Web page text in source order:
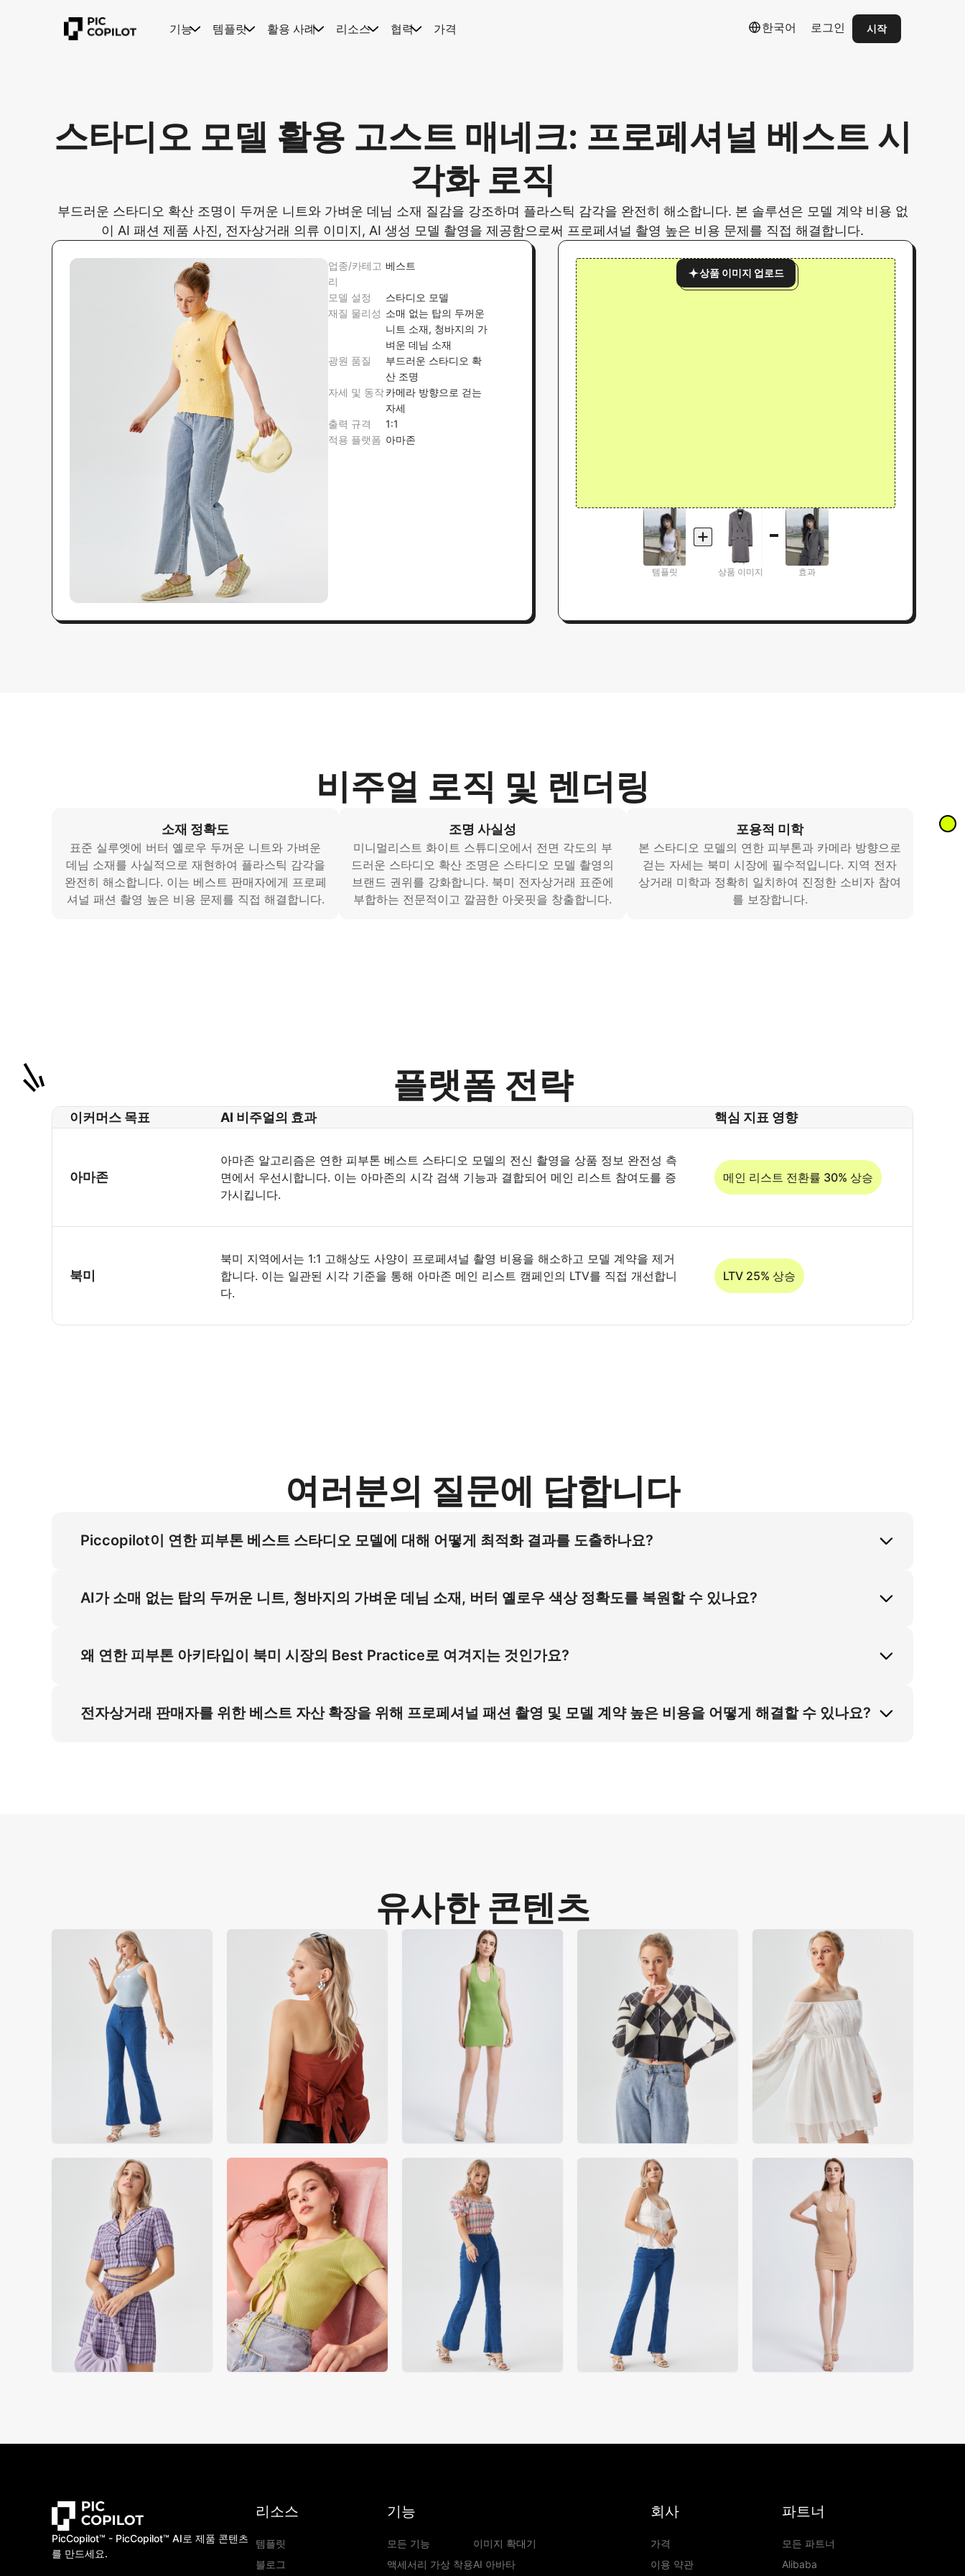
기능 템플릿 활용 사례 리소스 협력 가격 한국어 로그인 시작
스타디오 모델 활용 고스트 매네크: 프로페셔널 베스트 시
각화 로직
부드러운 스타디오 확산 조명이 두꺼운 니트와 가벼운 데님 소재 질감을 강조하며 플라스틱 감각을 완전히 해소합니다. 본 솔루션은 모델 계약 비용 없
이 AI 패션 제품 사진, 전자상거래 의류 이미지, AI 생성 모델 촬영을 제공함으로써 프로페셔널 촬영 높은 비용 문제를 직접 해결합니다.
업종/카테고
리
베스트
모델 설정
스타디오 모델
재질 물리성 소매 없는 탑의 두꺼운
니트 소재, 청바지의 가
벼운 데님 소재
광원 품질
부드러운 스타디오 확
산 조명
자세 및 동작카메라 방향으로 걷는
자세
출력 규격
1:1
적용 플랫폼 아마존
상품 이미지 업로드
템플릿 상품 이미지 효과
비주얼 로직 및 렌더링
소재 정확도
표준 실루엣에 버터 옐로우 두꺼운 니트와 가벼운
데님 소재를 사실적으로 재현하여 플라스틱 감각을
완전히 해소합니다. 이는 베스트 판매자에게 프로페
셔널 패션 촬영 높은 비용 문제를 직접 해결합니다.
조명 사실성
미니멀리스트 화이트 스튜디오에서 전면 각도의 부
드러운 스타디오 확산 조명은 스타디오 모델 촬영의
브랜드 권위를 강화합니다. 북미 전자상거래 표준에
부합하는 전문적이고 깔끔한 아웃핏을 창출합니다.
포용적 미학
본 스타디오 모델의 연한 피부톤과 카메라 방향으로
걷는 자세는 북미 시장에 필수적입니다. 지역 전자
상거래 미학과 정확히 일치하여 진정한 소비자 참여
를 보장합니다.
플랫폼 전략
이커머스 목표 AI 비주얼의 효과 핵심 지표 영향
아마존
아마존 알고리즘은 연한 피부톤 베스트 스타디오 모델의 전신 촬영을 상품 정보 완전성 측
면에서 우선시합니다. 이는 아마존의 시각 검색 기능과 결합되어 메인 리스트 참여도를 증
가시킵니다.
메인 리스트 전환률 30% 상승
북미
북미 지역에서는 1:1 고해상도 사양이 프로페셔널 촬영 비용을 해소하고 모델 계약을 제거
합니다. 이는 일관된 시각 기준을 통해 아마존 메인 리스트 캠페인의 LTV를 직접 개선합니
다.
LTV 25% 상승
여러분의 질문에 답합니다
Piccopilot이 연한 피부톤 베스트 스타디오 모델에 대해 어떻게 최적화 결과를 도출하나요?
가벼운 데님 소재를 부드러운 스타디오 확산 조명과 동기화시켜 북미 지역 전자상거래 판매자의 프로페셔널 촬영 및 모델 계약 높은 비용 문제를 해결합니
다. 품질 훼손 없이 베스트 상품 이미지를 효율적으로 확장할 수 있습니다.
AI가 소매 없는 탑의 두꺼운 니트, 청바지의 가벼운 데님 소재, 버터 옐로우 색상 정확도를 복원할 수 있나요?
상호작용하도록 설계함으로써 달성됩니다. 결과적으로 플라스틱 감각이 해소되고 베스트 판매자의 프로페셔널 패션 촬영 높은 비용 문제도 해결되며, 시각
적 진정성과 정확성이 보장됩니다.
왜 연한 피부톤 아키타입이 북미 시장의 Best Practice로 여겨지는 것인가요?
트 화이트 스튜디오 배경은 지역 전자상거래 표준과 정확히 일치하여 베스트 상품의 진정성과 참여도를 향상시킵니다. 이 접근법은 직접적으로 판매자의 프
로페셔널 촬영 높은 비용 문제를 해결합니다.
전자상거래 판매자를 위한 베스트 자산 확장을 위해 프로페셔널 패션 촬영 및 모델 계약 높은 비용을 어떻게 해결할 수 있나요?
유사한 콘텐츠
PicCopilot™️ - PicCopilot™️ AI로 제품 콘텐츠
를 만드세요.
리소스
템플릿
블로그
기능
모든 기능
액세서리 가상 착용
이미지 확대기
AI 아바타
회사
가격
이용 약관
파트너
모든 파트너
Alibaba